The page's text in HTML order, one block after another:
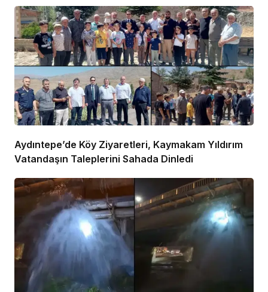
Aydıntepe’de Köy Ziyaretleri, Kaymakam Yıldırım
Vatandaşın Taleplerini Sahada Dinledi